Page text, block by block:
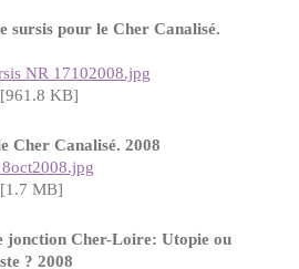
sursis pour le Cher Canalisé.
NR 17102008.jpg
KB]
Cher Canalisé. 2008
MB]
jonction Cher-Loire: Utopie ou
? 2008